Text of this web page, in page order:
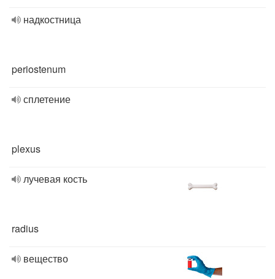
надкостница
periostenum
сплетение
plexus
лучевая кость
radius
вещество